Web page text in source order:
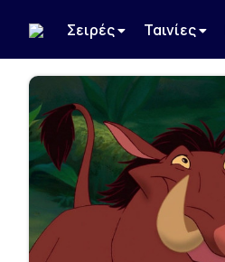
Σειρές Ταινίες